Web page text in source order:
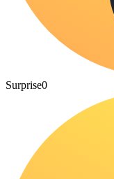
Surprise0